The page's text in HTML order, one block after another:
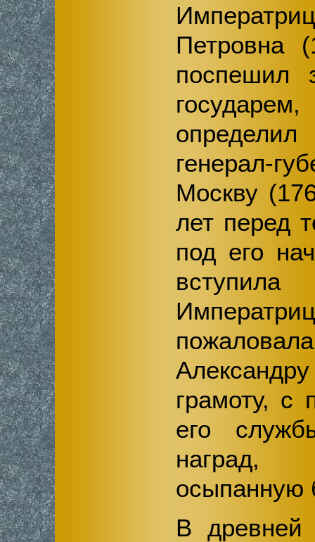
Петровна
поспешил
определил
генерал-
Москву
лет перед
под его
грамоту, с
его
наград,
осыпанную
В древней